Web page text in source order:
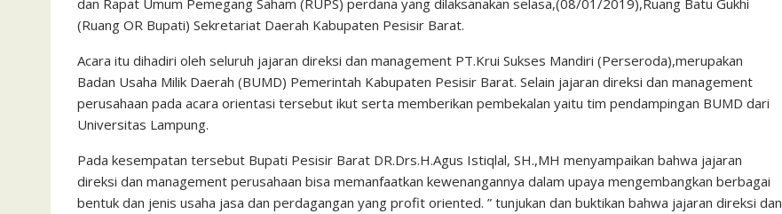
dan Rapat Umum Pemegang Saham (RUPS) perdana yang dilaksanakan selasa,(08/01/2019),Ruang Batu Gukhi
(Ruang OR Bupati) Sekretariat Daerah Kabupaten Pesisir Barat.
Acara itu dihadiri oleh seluruh jajaran direksi dan management PT.Krui Sukses Mandiri (Perseroda),merupakan
Badan Usaha Milik Daerah (BUMD) Pemerintah Kabupaten Pesisir Barat. Selain jajaran direksi dan management
perusahaan pada acara orientasi tersebut ikut serta memberikan pembekalan yaitu tim pendampingan BUMD dari
Universitas Lampung.
Pada kesempatan tersebut Bupati Pesisir Barat DR.Drs.H.Agus Istiqlal, SH.,MH menyampaikan bahwa jajaran
direksi dan management perusahaan bisa memanfaatkan kewenangannya dalam upaya mengembangkan berbagai
bentuk dan jenis usaha jasa dan perdagangan yang profit oriented. ” tunjukan dan buktikan bahwa jajaran direksi dan